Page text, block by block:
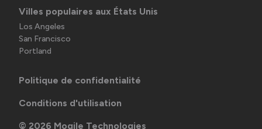
Villes populaires aux États Unis
Los Angeles
San Francisco
Portland
Politique de confidentialité
Conditions d'utilisation
© 2026 Mogile Technologies